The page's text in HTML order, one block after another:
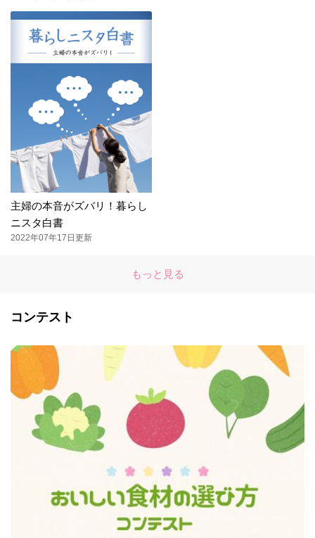
主婦の本音がズバリ！暮らし
ニスタ白書
2022年07年17日更新
もっと見る
コンテスト